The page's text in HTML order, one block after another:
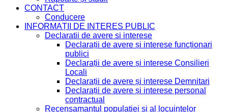
CONTACT
Conducere
INFORMAȚII DE INTERES PUBLIC
Declaratii de avere si interese
Declarații de avere și interese funcționari
publici
Declarații de avere și interese Consilieri
Locali
Declarații de avere și interese Demnitari
Declarații de avere și interese personal
contractual
Recensamantul populatiei si al locuintelor